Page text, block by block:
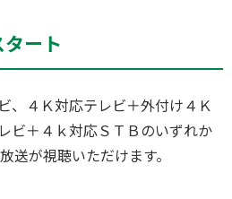
ート
、４Ｋ対応テレビ＋外付け４Ｋ
ビ＋４ｋ対応ＳＴＢのいずれか
送が視聴いただけます。